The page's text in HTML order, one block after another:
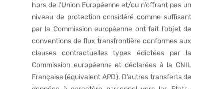
hors de l’Union Européenne et/ou n’offrant pas un
niveau de protection considéré comme suffisant
par la Commission européenne ont fait l’objet de
conventions de flux transfrontière conformes aux
clauses contractuelles types édictées par la
Commission européenne et déclarées à la CNIL
Française (équivalent APD). D’autres transferts de